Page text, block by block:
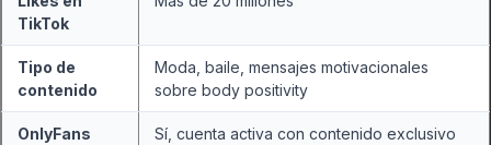
TikTok
Tipo de
contenido
Moda, baile, mensajes motivacionales
sobre body positivity
OnlyFans Sí, cuenta activa con contenido exclusivo